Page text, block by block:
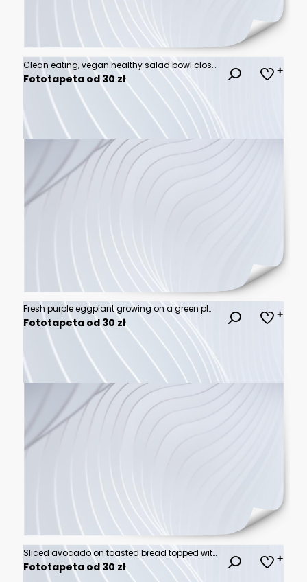
Clean eating, vegan healthy salad bowl closeup , woman holding salad bowl, plant based healthy diet with greens, chickpeas and vegetables
Fototapeta od 30 zł
Fresh purple eggplant growing on a green plant in a sunny farm field during the morning light
Fototapeta od 30 zł
Sliced avocado on toasted bread topped with microgreens and sesame seeds on a ceramic plate in bright morning light. Fresh, healthy breakfast with a cozy home vibe.
Fototapeta od 30 zł